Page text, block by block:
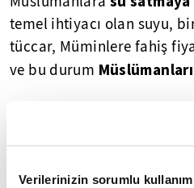
Verilerinizin sorumlu
temel ihtiyacı olan suyu,
tüccar, Müminlere fahiş
ve bu durum Müslümanları
Hicret, kelime
Müslümanların Hz.